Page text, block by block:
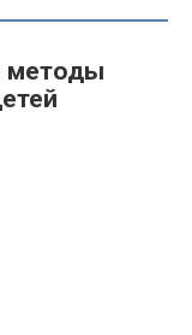
методы